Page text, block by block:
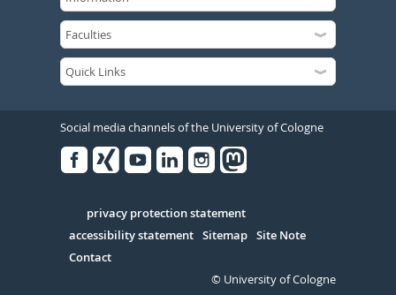
Social media channels of the University of Cologne
Serivce
privacy protection statement
accessibility statement Sitemap Site Note
Contact
© University of Cologne